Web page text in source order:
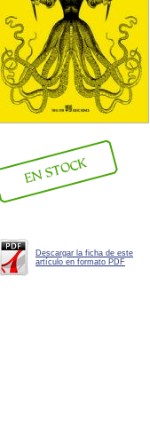
Descargar la ficha de este
artículo en formato PDF